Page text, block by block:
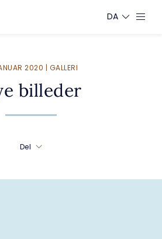
DA
2020 | GALLERI
billeder
Del